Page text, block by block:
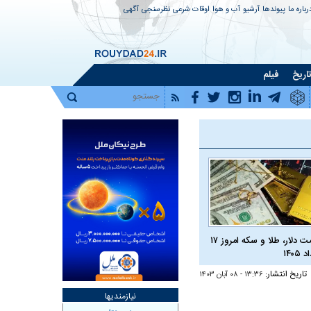
ما پیوندها آرشیو آب و هوا اوقات شرعی نظرسنجی آگهی
تاریخ فیلم
قیمت دلار، طلا و سکه امروز ۱۷
تاریخ انتشار: ۱۳:۳۶ - ۰۸ آبان ۱۴۰۳
نیازمندیها